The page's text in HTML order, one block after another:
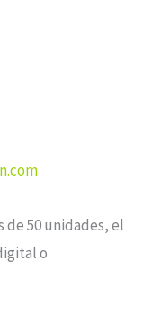
50 unidades, el
o